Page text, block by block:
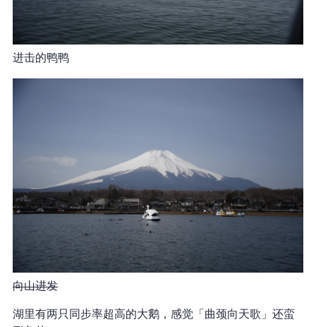
进击的鸭鸭
向山进发
湖里有两只同步率超高的大鹅，感觉「曲颈向天歌」还蛮